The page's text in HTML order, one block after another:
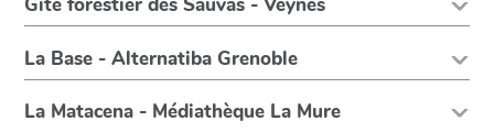
Gîte forestier des Sauvas - Veynes
La Base - Alternatiba Grenoble
La Matacena - Médiathèque La Mure